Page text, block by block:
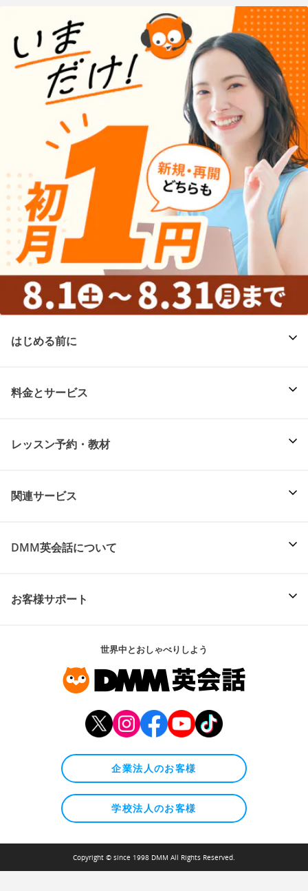
はじめる前に
料金とサービス
レッスン予約・教材
関連サービス
DMM英会話について
お客様サポート
世界中とおしゃべりしよう
企業法人のお客様
学校法人のお客様
Copyright © since 1998 DMM All Rights Reserved.